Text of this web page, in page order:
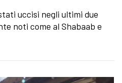
uccisi negli ultimi due
noti come al Shabaab e